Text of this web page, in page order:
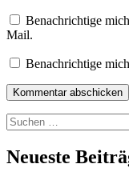
Benachrichtige
Mail.
Benachrichtige
Kommentar abschicken
Suchen
nach:
Neueste